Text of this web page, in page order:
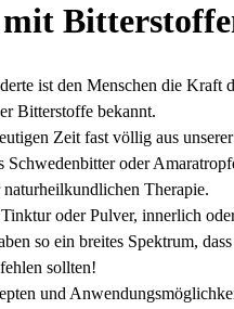
ist den Menschen die Kraft
Bitterstoffe bekannt.
Zeit fast völlig aus
Schwedenbitter oder
naturheilkundlichen Therapie.
oder Pulver, innerlich
so ein breites Spektrum,
sollten!
und